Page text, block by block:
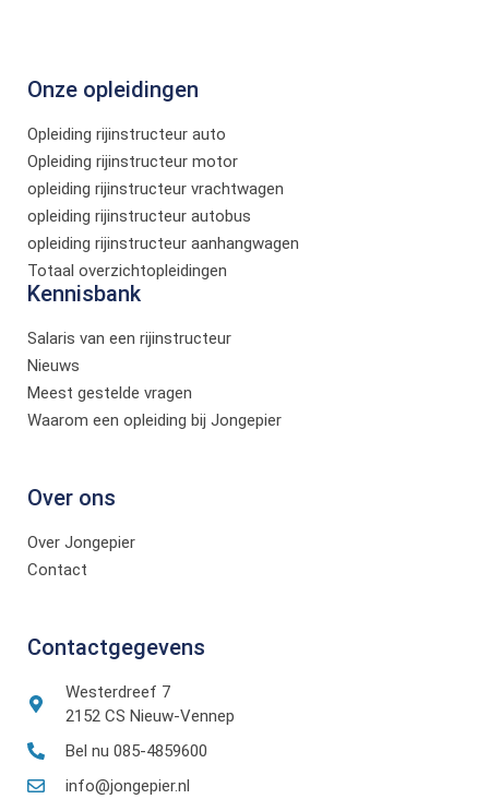
Onze opleidingen
Opleiding rijinstructeur auto
Opleiding rijinstructeur motor
opleiding rijinstructeur vrachtwagen
opleiding rijinstructeur autobus
opleiding rijinstructeur aanhangwagen
Totaal overzichtopleidingen
Kennisbank
Salaris van een rijinstructeur
Nieuws
Meest gestelde vragen
Waarom een opleiding bij Jongepier
Over ons
Over Jongepier
Contact
Contactgegevens
Westerdreef 7
2152 CS Nieuw-Vennep
Bel nu 085-4859600
info@jongepier.nl